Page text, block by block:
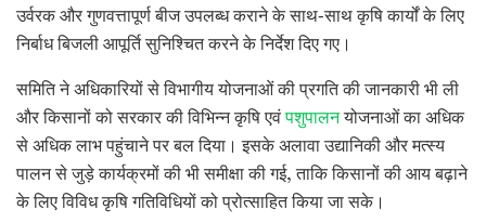
उर्वरक और गुणवत्तापूर्ण बीज उपलब्ध कराने के साथ-साथ कृषि कार्यों के लिए
निर्बाध बिजली आपूर्ति सुनिश्चित करने के निर्देश दिए गए।
समिति ने अधिकारियों से विभागीय योजनाओं की प्रगति की जानकारी भी ली
और किसानों को सरकार की विभिन्न कृषि एवंपशुपालनयोजनाओं का अधिक
से अधिक लाभ पहुंचाने पर बल दिया। इसके अलावा उद्यानिकी और मत्स्य
पालन से जुड़े कार्यक्रमों की भी समीक्षा की गई, ताकि किसानों की आय बढ़ाने
के लिए विविध कृषि गतिविधियों को प्रोत्साहित किया जा सके।